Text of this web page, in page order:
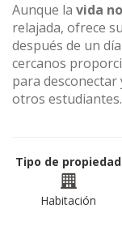
Aunque la vida
relajada, ofrece
después de un
cercanos
para
otros estudiantes.
Tipo de propiedad
Habitación